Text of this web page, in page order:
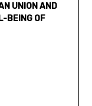
UNION AND
BEING OF